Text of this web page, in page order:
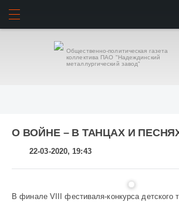
Общественно-политическая газета
коллектива ПАО "Надеждинский
металлургический завод"
О ВОЙНЕ – В ТАНЦАХ И
22-03-2020, 19:43
В финале VIII фестиваля-конкурса детского